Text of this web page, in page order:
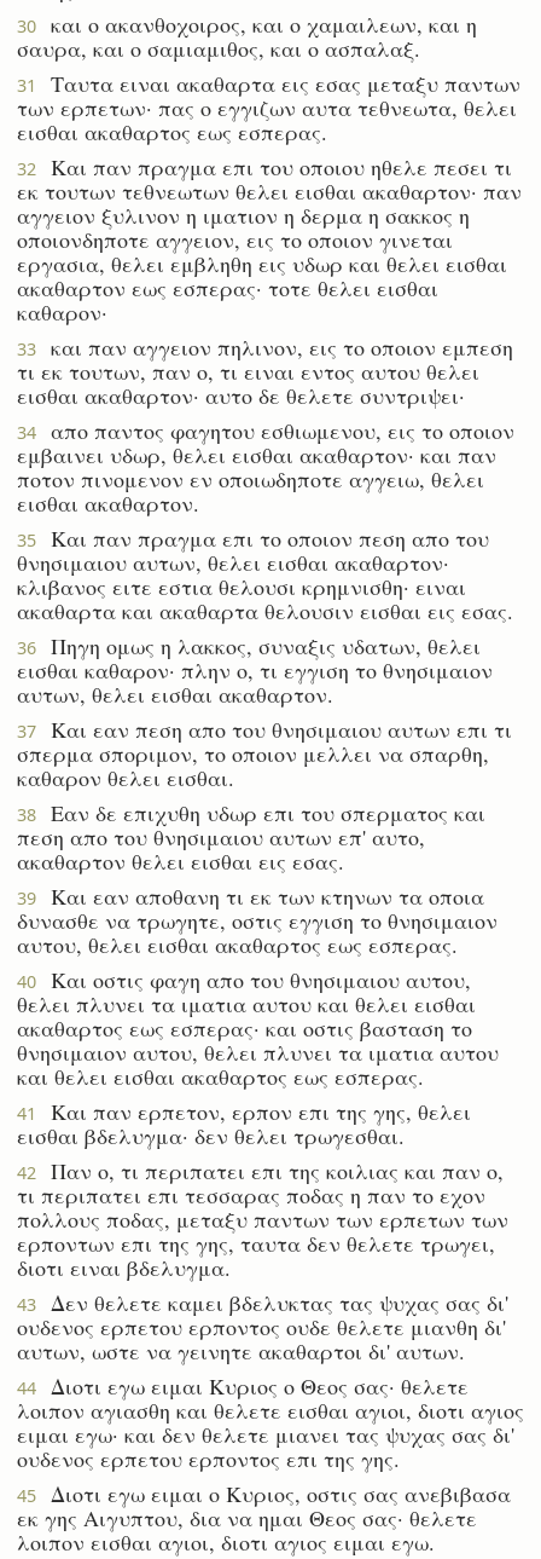
30
και ο ακανθοχοιρος, και ο χαμαιλεων, και η
σαυρα, και ο σαμιαμιθος, και ο ασπαλαξ.
31
Ταυτα ειναι ακαθαρτα εις εσας μεταξυ παντων
των ερπετων· πας ο εγγιζων αυτα τεθνεωτα, θελει
εισθαι ακαθαρτος εως εσπερας.
32
Και παν πραγμα επι του οποιου ηθελε πεσει τι
εκ τουτων τεθνεωτων θελει εισθαι ακαθαρτον· παν
αγγειον ξυλινον η ιματιον η δερμα η σακκος η
οποιονδηποτε αγγειον, εις το οποιον γινεται
εργασια, θελει εμβληθη εις υδωρ και θελει εισθαι
ακαθαρτον εως εσπερας· τοτε θελει εισθαι
καθαρον·
33
και παν αγγειον πηλινον, εις το οποιον εμπεση
τι εκ τουτων, παν ο, τι ειναι εντος αυτου θελει
εισθαι ακαθαρτον· αυτο δε θελετε συντριψει·
34
απο παντος φαγητου εσθιωμενου, εις το οποιον
εμβαινει υδωρ, θελει εισθαι ακαθαρτον· και παν
ποτον πινομενον εν οποιωδηποτε αγγειω, θελει
εισθαι ακαθαρτον.
35
Και παν πραγμα επι το οποιον πεση απο του
θνησιμαιου αυτων, θελει εισθαι ακαθαρτον·
κλιβανος ειτε εστια θελουσι κρημνισθη· ειναι
ακαθαρτα και ακαθαρτα θελουσιν εισθαι εις εσας.
36
Πηγη ομως η λακκος, συναξις υδατων, θελει
εισθαι καθαρον· πλην ο, τι εγγιση το θνησιμαιον
αυτων, θελει εισθαι ακαθαρτον.
37
Και εαν πεση απο του θνησιμαιου αυτων επι τι
σπερμα σποριμον, το οποιον μελλει να σπαρθη,
καθαρον θελει εισθαι.
38
Εαν δε επιχυθη υδωρ επι του σπερματος και
πεση απο του θνησιμαιου αυτων επ' αυτο,
ακαθαρτον θελει εισθαι εις εσας.
39
Και εαν αποθανη τι εκ των κτηνων τα οποια
δυνασθε να τρωγητε, οστις εγγιση το θνησιμαιον
αυτου, θελει εισθαι ακαθαρτος εως εσπερας.
40
Και οστις φαγη απο του θνησιμαιου αυτου,
θελει πλυνει τα ιματια αυτου και θελει εισθαι
ακαθαρτος εως εσπερας· και οστις βασταση το
θνησιμαιον αυτου, θελει πλυνει τα ιματια αυτου
και θελει εισθαι ακαθαρτος εως εσπερας.
41
Και παν ερπετον, ερπον επι της γης, θελει
εισθαι βδελυγμα· δεν θελει τρωγεσθαι.
42
Παν ο, τι περιπατει επι της κοιλιας και παν ο,
τι περιπατει επι τεσσαρας ποδας η παν το εχον
πολλους ποδας, μεταξυ παντων των ερπετων των
ερποντων επι της γης, ταυτα δεν θελετε τρωγει,
διοτι ειναι βδελυγμα.
43
Δεν θελετε καμει βδελυκτας τας ψυχας σας δι'
ουδενος ερπετου ερποντος ουδε θελετε μιανθη δι'
αυτων, ωστε να γεινητε ακαθαρτοι δι' αυτων.
44
Διοτι εγω ειμαι Κυριος ο Θεος σας· θελετε
λοιπον αγιασθη και θελετε εισθαι αγιοι, διοτι αγιος
ειμαι εγω· και δεν θελετε μιανει τας ψυχας σας δι'
ουδενος ερπετου ερποντος επι της γης.
45
Διοτι εγω ειμαι ο Κυριος, οστις σας ανεβιβασα
εκ γης Αιγυπτου, δια να ημαι Θεος σας· θελετε
λοιπον εισθαι αγιοι, διοτι αγιος ειμαι εγω.